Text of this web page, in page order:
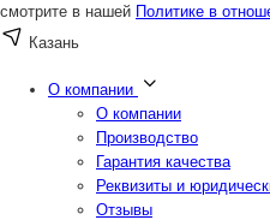
смотрите в нашей Политике в
Казань
О компании
О компании
Производство
Гарантия качества
Реквизиты и
Отзывы